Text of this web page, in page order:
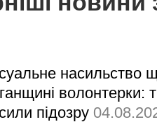
насильство
волонтерки:
підозру